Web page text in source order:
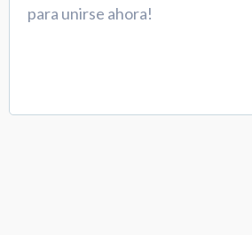
para unirse ahora!